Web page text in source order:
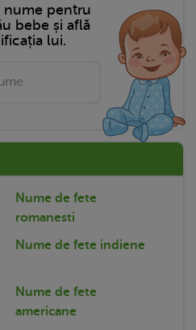
nume pentru
bebe și află
lui.
Nume de fete
romanesti
Nume de fete indiene
Nume de fete
americane